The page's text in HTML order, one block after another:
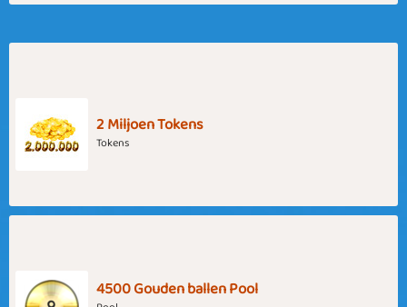
2 Miljoen Tokens
Tokens
4500 Gouden ballen Pool